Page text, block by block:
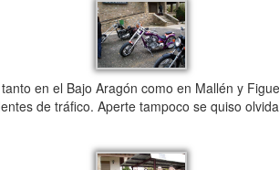
en el Bajo Aragón como en Mallén y
de tráfico. Aperte tampoco se quiso